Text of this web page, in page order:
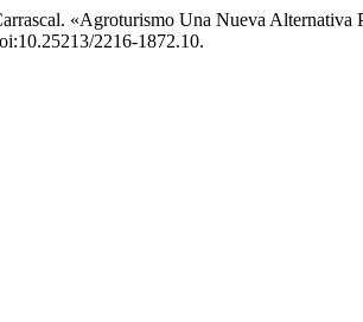
«Agroturismo Una Nueva
2216-1872.10.